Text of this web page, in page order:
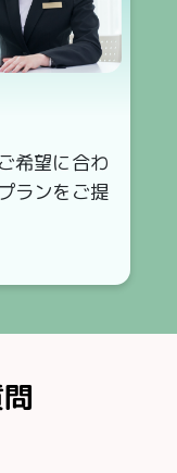
希望に合わ
ランをご提